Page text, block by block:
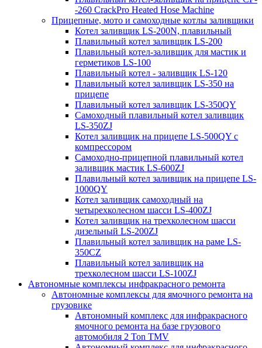
-260 CrackPro Heated Hose Machine
Прицепные, мото и самоходные котлы заливщики
Котел заливщик LS-200N, плавильный
Плавильный котел заливщик LS-200
Плавильный котел-заливщик для мастик и
герметиков LS-100
Плавильный котел - заливщик LS-120
Плавильный котел заливщик LS-350 на
прицепе
Плавильный котел заливщик LS-350QY
Самоходный плавильный котел заливщик
LS-350ZJ
Котел заливщик на прицепе LS-500QY с
компрессором
Самоходно-прицепной плавильный котел
заливщик мастик LS-600ZJ
Плавильный котел заливщик на прицепе LS-
1000QY
Котел заливщик самоходный на
четырехколесном шасси LS-400ZJ
Котел заливщик на трехколесном шасси
дизельный LS-200ZJ
Плавильный котел заливщик на раме LS-
350CZ
Плавильный котел заливщик на
трехколесном шасси LS-100ZJ
Автономные комплексы инфракрасного ремонта
Автономные комплексы для ямочного ремонта на
грузовике
Автономный комплекс для инфракрасного
ямочного ремонта на базе грузового
автомобиля 2 Ton TMV